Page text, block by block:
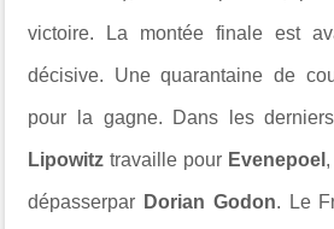
victoire. La montée finale est
décisive. Une quarantaine de
pour la gagne. Dans les
Lipowitz travaille pour Evenepoel
dépasserpar Dorian Godon. Le